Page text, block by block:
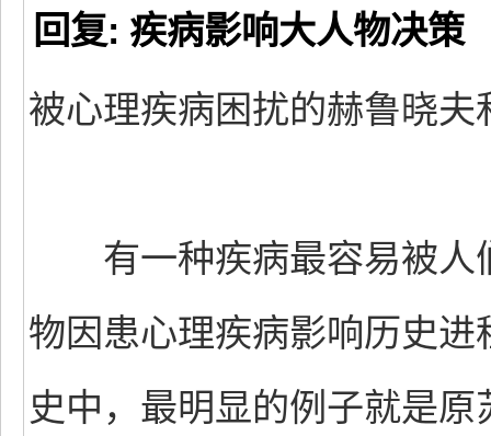
回复: 疾病影响大人物决策
被心理疾病困扰的赫鲁晓夫
有一种疾病最容易被人
物因患心理疾病影响历史
史中，最明显的例子就是